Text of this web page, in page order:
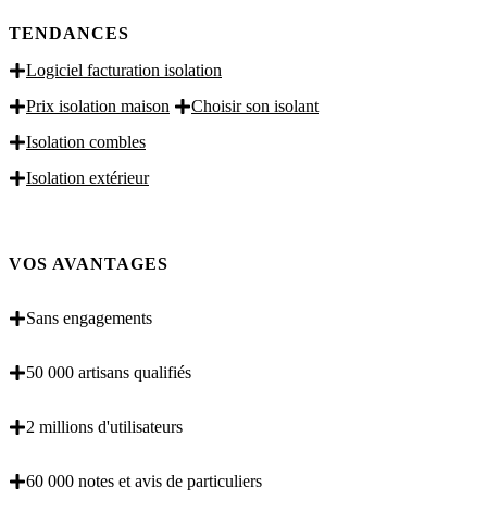
TENDANCES
Logiciel facturation isolation
Prix isolation maison
Choisir son isolant
Isolation combles
Isolation extérieur
VOS AVANTAGES
Sans engagements
50 000 artisans qualifiés
2 millions d'utilisateurs
60 000 notes et avis de particuliers